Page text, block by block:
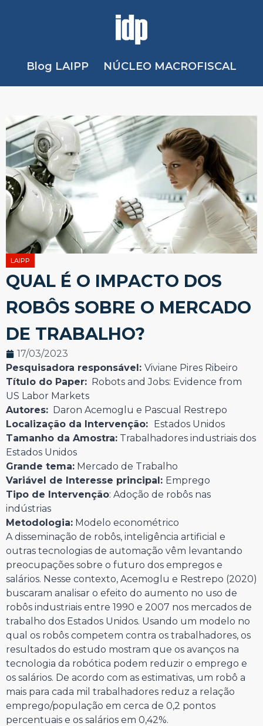
Blog LAIPP NÚCLEO MACROFISCAL
LAIPP
QUAL É O IMPACTO DOS
ROBÔS SOBRE O MERCADO
DE TRABALHO?
17/03/2023
Pesquisadora responsável: Viviane Pires Ribeiro
Título do Paper: Robots and Jobs: Evidence from
US Labor Markets
Autores: Daron Acemoglu e Pascual Restrepo
Localização da Intervenção: Estados Unidos
Tamanho da Amostra: Trabalhadores industriais dos
Estados Unidos
Grande tema: Mercado de Trabalho
Variável de Interesse principal: Emprego
Tipo de Intervenção: Adoção de robôs nas
indústrias
Metodologia: Modelo econométrico
A disseminação de robôs, inteligência artificial e
outras tecnologias de automação vêm levantando
preocupações sobre o futuro dos empregos e
salários. Nesse contexto, Acemoglu e Restrepo (2020)
buscaram analisar o efeito do aumento no uso de
robôs industriais entre 1990 e 2007 nos mercados de
trabalho dos Estados Unidos. Usando um modelo no
qual os robôs competem contra os trabalhadores, os
resultados do estudo mostram que os avanços na
tecnologia da robótica podem reduzir o emprego e
os salários. De acordo com as estimativas, um robô a
mais para cada mil trabalhadores reduz a relação
emprego/população em cerca de 0,2 pontos
percentuais e os salários em 0,42%.